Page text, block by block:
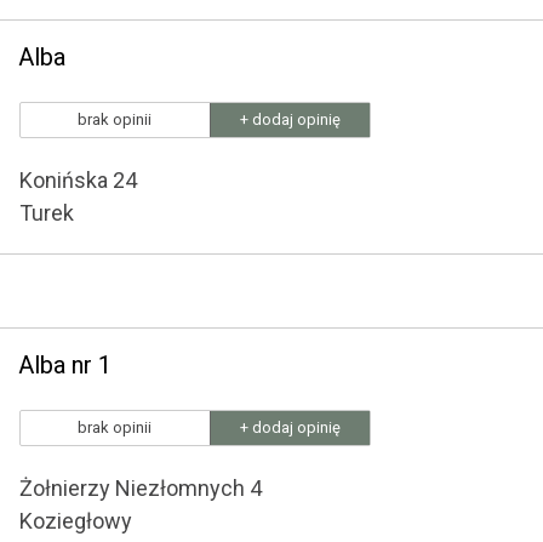
Alba
brak opinii + dodaj opinię
Konińska 24
Turek
Alba nr 1
brak opinii + dodaj opinię
Żołnierzy Niezłomnych 4
Koziegłowy